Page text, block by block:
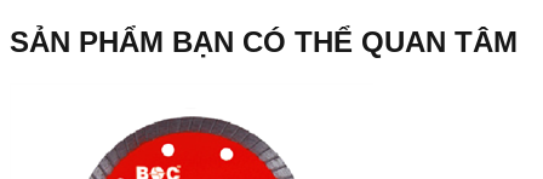
SẢN PHẨM BẠN CÓ THỂ QUAN TÂM